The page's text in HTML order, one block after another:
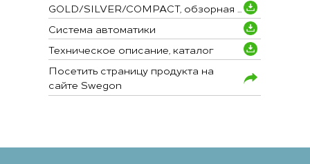
GOLD/SILVER/COMPACT, обзорная ...
Система автоматики
Техническое описание, каталог
Посетить страницу продукта на
сайте Swegon